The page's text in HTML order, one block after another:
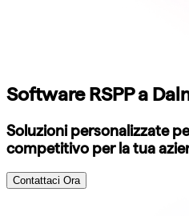
Software RSPP a
Soluzioni personalizzate
competitivo per la tua
Contattaci Ora